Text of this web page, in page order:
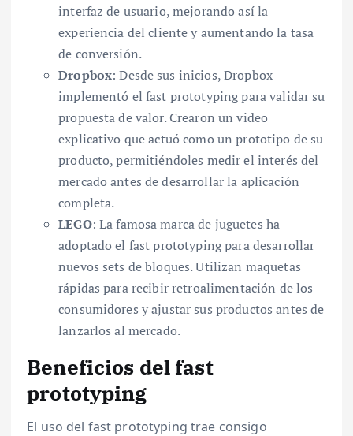
interfaz de usuario, mejorando así la
experiencia del cliente y aumentando la tasa
de conversión.
Dropbox: Desde sus inicios, Dropbox
implementó el fast prototyping para validar su
propuesta de valor. Crearon un video
explicativo que actuó como un prototipo de su
producto, permitiéndoles medir el interés del
mercado antes de desarrollar la aplicación
completa.
LEGO: La famosa marca de juguetes ha
adoptado el fast prototyping para desarrollar
nuevos sets de bloques. Utilizan maquetas
rápidas para recibir retroalimentación de los
consumidores y ajustar sus productos antes de
lanzarlos al mercado.
Beneficios del fast
prototyping
El uso del fast prototyping trae consigo